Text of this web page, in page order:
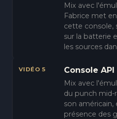
Mix avec
Fabrice met
cette console,
sur la batterie
les sources
VIDÉO 5 Console API
Mix avec
du punch mid-
son
présence des